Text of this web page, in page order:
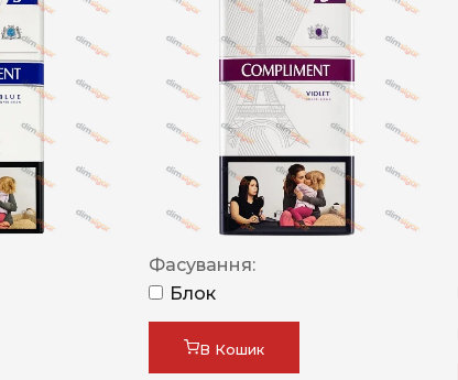
Фасування:
Блок
В Кошик